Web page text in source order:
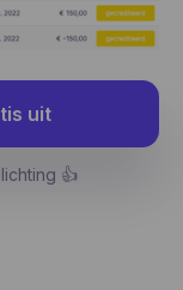
uit
👍